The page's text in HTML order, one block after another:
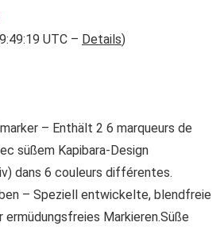
UTC – Details)
– Enthält 2 6 marqueurs de
süßem Kapibara-Design
dans 6 couleurs différentes.
– Speziell entwickelte, blendfreie
Markieren.Süße